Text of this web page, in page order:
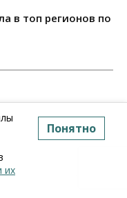
в топ регионов по
их
Понятно